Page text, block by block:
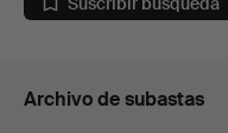
Archivo de subastas